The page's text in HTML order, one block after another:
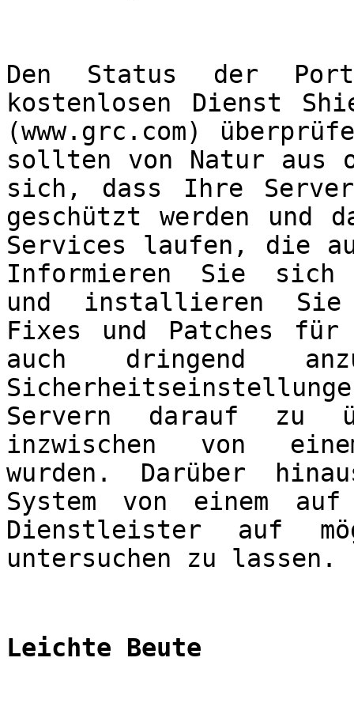
Den Status der
kostenlosen Dienst
(www.grc.com)
sollten von Natur aus
sich, dass Ihre
geschützt werden und
Services laufen, die
Informieren Sie sich
und installieren Sie
Fixes und Patches
auch dringend
Servern darauf zu
inzwischen von
wurden. Darüber
System von einem
Dienstleister auf
untersuchen zu lassen.
Leichte Beute